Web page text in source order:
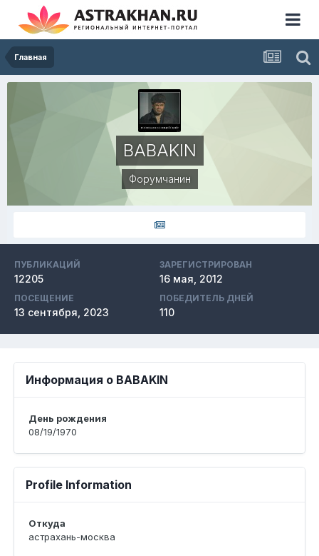
Главная
BABAKIN
Форумчанин
ПУБЛИКАЦИЙ
12205
ЗАРЕГИСТРИРОВАН
16 мая, 2012
ПОСЕЩЕНИЕ
13 сентября, 2023
ПОБЕДИТЕЛЬ ДНЕЙ
110
Информация о BABAKIN
День рождения
08/19/1970
Profile Information
Откуда
астрахань-москва